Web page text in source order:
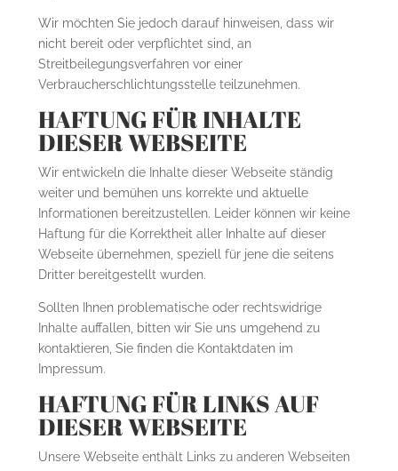
Wir möchten Sie jedoch darauf hinweisen, dass wir
nicht bereit oder verpflichtet sind, an
Streitbeilegungsverfahren vor einer
Verbraucherschlichtungsstelle teilzunehmen.
HAFTUNG FÜR INHALTE
DIESER WEBSEITE
Wir entwickeln die Inhalte dieser Webseite ständig
weiter und bemühen uns korrekte und aktuelle
Informationen bereitzustellen. Leider können wir keine
Haftung für die Korrektheit aller Inhalte auf dieser
Webseite übernehmen, speziell für jene die seitens
Dritter bereitgestellt wurden.
Sollten Ihnen problematische oder rechtswidrige
Inhalte auffallen, bitten wir Sie uns umgehend zu
kontaktieren, Sie finden die Kontaktdaten im
Impressum.
HAFTUNG FÜR LINKS AUF
DIESER WEBSEITE
Unsere Webseite enthält Links zu anderen Webseiten